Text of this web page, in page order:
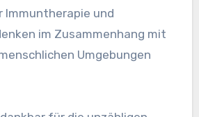
Immuntherapie und
im Zusammenhang mit
Umgebungen